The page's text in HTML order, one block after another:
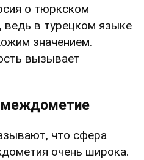
о тюркском
ведь в турецком языке
значением.
вызывает
междометие
что сфера
очень широка.